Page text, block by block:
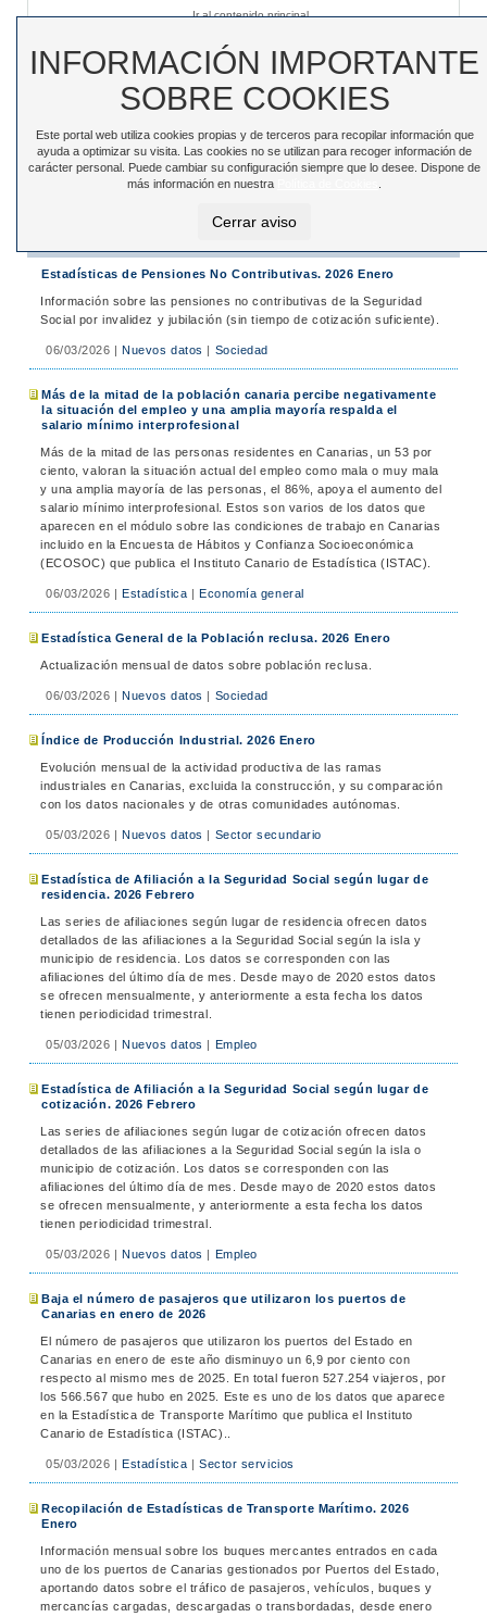
Ir al contenido principal
Toggle
navigation
Estadísticas de Pensiones No Contributivas. 2026 Enero
Información sobre las pensiones no contributivas de la Seguridad
Social por invalidez y jubilación (sin tiempo de cotización suficiente).
06/03/2026 |Nuevos datos | Sociedad
Más de la mitad de la población canaria percibe negativamente
la situación del empleo y una amplia mayoría respalda el
salario mínimo interprofesional
Más de la mitad de las personas residentes en Canarias, un 53 por
ciento, valoran la situación actual del empleo como mala o muy mala
y una amplia mayoría de las personas, el 86%, apoya el aumento del
salario mínimo interprofesional. Estos son varios de los datos que
aparecen en el módulo sobre las condiciones de trabajo en Canarias
incluido en la Encuesta de Hábitos y Confianza Socioeconómica
(ECOSOC) que publica el Instituto Canario de Estadística (ISTAC).
06/03/2026 |Estadística | Economía general
Estadística General de la Población reclusa. 2026 Enero
Actualización mensual de datos sobre población reclusa.
06/03/2026 |Nuevos datos | Sociedad
Índice de Producción Industrial. 2026 Enero
Evolución mensual de la actividad productiva de las ramas
industriales en Canarias, excluida la construcción, y su comparación
con los datos nacionales y de otras comunidades autónomas.
05/03/2026 |Nuevos datos | Sector secundario
Estadística de Afiliación a la Seguridad Social según lugar de
residencia. 2026 Febrero
Las series de afiliaciones según lugar de residencia ofrecen datos
detallados de las afiliaciones a la Seguridad Social según la isla y
municipio de residencia. Los datos se corresponden con las
afiliaciones del último día de mes. Desde mayo de 2020 estos datos
se ofrecen mensualmente, y anteriormente a esta fecha los datos
tienen periodicidad trimestral.
05/03/2026 |Nuevos datos | Empleo
Estadística de Afiliación a la Seguridad Social según lugar de
cotización. 2026 Febrero
Las series de afiliaciones según lugar de cotización ofrecen datos
detallados de las afiliaciones a la Seguridad Social según la isla o
municipio de cotización. Los datos se corresponden con las
afiliaciones del último día de mes. Desde mayo de 2020 estos datos
se ofrecen mensualmente, y anteriormente a esta fecha los datos
tienen periodicidad trimestral.
05/03/2026 |Nuevos datos | Empleo
Baja el número de pasajeros que utilizaron los puertos de
Canarias en enero de 2026
El número de pasajeros que utilizaron los puertos del Estado en
Canarias en enero de este año disminuyo un 6,9 por ciento con
respecto al mismo mes de 2025. En total fueron 527.254 viajeros, por
los 566.567 que hubo en 2025. Este es uno de los datos que aparece
en la Estadística de Transporte Marítimo que publica el Instituto
Canario de Estadística (ISTAC)..
05/03/2026 |Estadística | Sector servicios
Recopilación de Estadísticas de Transporte Marítimo. 2026
Enero
Información mensual sobre los buques mercantes entrados en cada
uno de los puertos de Canarias gestionados por Puertos del Estado,
aportando datos sobre el tráfico de pasajeros, vehículos, buques y
mercancías cargadas, descargadas o transbordadas, desde enero
INFORMACIÓN IMPORTANTE
SOBRE COOKIES
Este portal web utiliza cookies propias y de terceros para recopilar información que
ayuda a optimizar su visita. Las cookies no se utilizan para recoger información de
carácter personal. Puede cambiar su configuración siempre que lo desee. Dispone de
más información en nuestra
Cerrar aviso